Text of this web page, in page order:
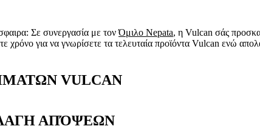
Σε συνεργασία με τονΌμιλο Nepata, η Vulcan σάς
για να γνωρίσετε τα τελευταία προϊόντα Vulcan ενώ
VULCAN
ΑΠΌΨΕΩΝ